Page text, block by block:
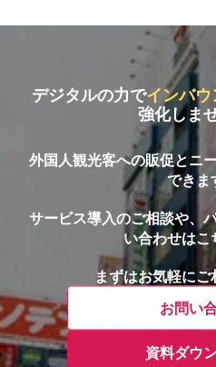
デジタルの力でインバ
強化しま
外国人観光客への販促とニ
できま
サービス導入のご相談や、
い合わせはこ
まずはお気軽に
お問い
資料ダウ